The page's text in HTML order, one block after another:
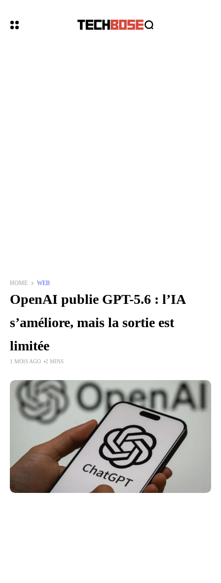
HOME WEB
OpenAI publie GPT-5.6 : l’IA
s’améliore, mais la sortie est
limitée
1 MOIS AGO 2 MINS